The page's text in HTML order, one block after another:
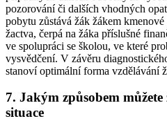
pozorování či dalších vhodných
pobytu zůstává žák žákem
žactva, čerpá na žáka příslušné
ve spolupráci se školou, ve které
vysvědčení. V závěru
stanoví optimální forma vzdělávání
7. Jakým způsobem
situace